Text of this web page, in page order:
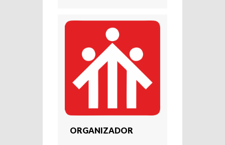
ORGANIZADOR